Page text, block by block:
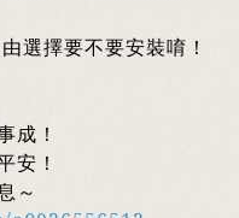
選擇要不要安裝唷！
成！
安！
～